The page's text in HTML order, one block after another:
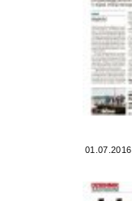
01.07.2016